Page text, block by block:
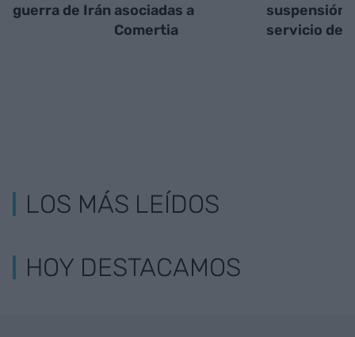
guerra de Irán asociadas a
Comertia
suspensión
servicio de
LOS MÁS LEÍDOS
HOY DESTACAMOS